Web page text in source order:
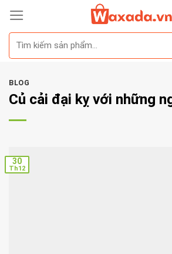
Skip
content
BLOG
Củ cải đại kỵ với những
30
Th12